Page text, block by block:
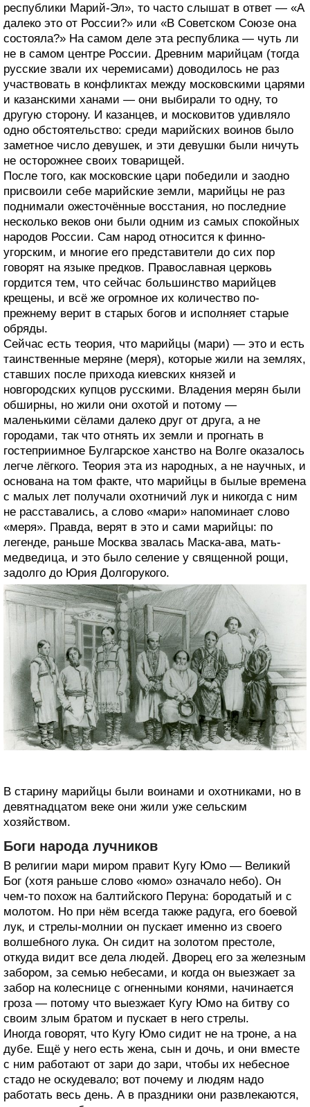
республики Марий-Эл», то часто слышат в ответ — «А
далеко это от России?» или «В Советском Союзе она
состояла?» На самом деле эта республика — чуть ли
не в самом центре России. Древним марийцам (тогда
русские звали их черемисами) доводилось не раз
участвовать в конфликтах между московскими царями
и казанскими ханами — они выбирали то одну, то
другую сторону. И казанцев, и московитов удивляло
одно обстоятельство: среди марийских воинов было
заметное число девушек, и эти девушки были ничуть
не осторожнее своих товарищей.
После того, как московские цари победили и заодно
присвоили себе марийские земли, марийцы не раз
поднимали ожесточённые восстания, но последние
несколько веков они были одним из самых спокойных
народов России. Сам народ относится к финно-
угорским, и многие его представители до сих пор
говорят на языке предков. Православная церковь
гордится тем, что сейчас большинство марийцев
крещены, и всё же огромное их количество по-
прежнему верит в старых богов и исполняет старые
обряды.
Сейчас есть теория, что марийцы (мари) — это и есть
таинственные меряне (меря), которые жили на землях,
ставших после прихода киевских князей и
новгородских купцов русскими. Владения мерян были
обширны, но жили они охотой и потому —
маленькими сёлами далеко друг от друга, а не
городами, так что отнять их земли и прогнать в
гостеприимное Булгарское ханство на Волге оказалось
легче лёгкого. Теория эта из народных, а не научных, и
основана на том факте, что марийцы в былые времена
с малых лет получали охотничий лук и никогда с ним
не расставались, а слово «мари» напоминает слово
«меря». Правда, верят в это и сами марийцы: по
легенде, раньше Москва звалась Маска-ава, мать-
медведица, и это было селение у священной рощи,
задолго до Юрия Долгорукого.
В старину марийцы были воинами и охотниками, но в
девятнадцатом веке они жили уже сельским
хозяйством.
Боги народа лучников
В религии мари миром правит Кугу Юмо — Великий
Бог (хотя раньше слово «юмо» означало небо). Он
чем-то похож на балтийского Перуна: бородатый и с
молотом. Но при нём всегда также радуга, его боевой
лук, и стрелы-молнии он пускает именно из своего
волшебного лука. Он сидит на золотом престоле,
откуда видит все дела людей. Дворец его за железным
забором, за семью небесами, и когда он выезжает за
забор на колеснице с огненными конями, начинается
гроза — потому что выезжает Кугу Юмо на битву со
своим злым братом и пускает в него стрелы.
Иногда говорят, что Кугу Юмо сидит не на троне, а на
дубе. Ещё у него есть жена, сын и дочь, и они вместе
с ним работают от зари до зари, чтобы их небесное
стадо не оскудевало; вот почему и людям надо
работать весь день. А в праздники они развлекаются,